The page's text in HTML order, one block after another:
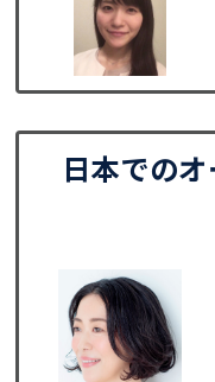
日本での